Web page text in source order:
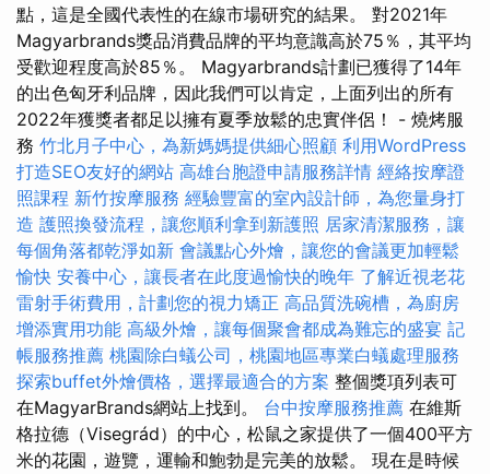
點，這是全國代表性的在線市場研究的結果。 對2021年
Magyarbrands獎品消費品牌的平均意識高於75％，其平均
受歡迎程度高於85％。 Magyarbrands計劃已獲得了14年
的出色匈牙利品牌，因此我們可以肯定，上面列出的所有
2022年獲獎者都足以擁有夏季放鬆的忠實伴侶！ - 燒烤服
務 竹北月子中心，為新媽媽提供細心照顧 利用WordPress
打造SEO友好的網站 高雄台胞證申請服務詳情 經絡按摩證
照課程 新竹按摩服務 經驗豐富的室內設計師，為您量身打
造 護照換發流程，讓您順利拿到新護照 居家清潔服務，讓
每個角落都乾淨如新 會議點心外燴，讓您的會議更加輕鬆
愉快 安養中心，讓長者在此度過愉快的晚年 了解近視老花
雷射手術費用，計劃您的視力矯正 高品質洗碗槽，為廚房
增添實用功能 高級外燴，讓每個聚會都成為難忘的盛宴 記
帳服務推薦 桃園除白蟻公司，桃園地區專業白蟻處理服務
探索buffet外燴價格，選擇最適合的方案 整個獎項列表可
在MagyarBrands網站上找到。 台中按摩服務推薦 在維斯
格拉德（Visegrád）的中心，松鼠之家提供了一個400平方
米的花園，遊覽，運輸和鮑勃是完美的放鬆。 現在是時候